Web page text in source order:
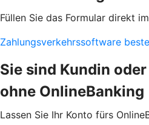
Füllen Sie das Formular direkt
Zahlungsverkehrssoftware
Sie sind Kundin
ohne OnlineBanking
Lassen Sie Ihr Konto fürs